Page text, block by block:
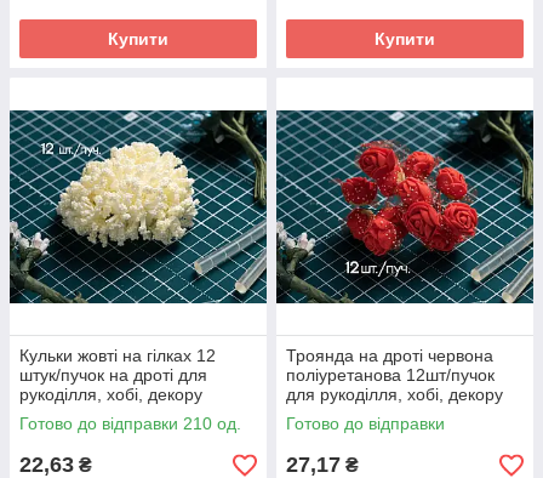
Купити Купити
Кульки жовті на гілках 12
штук/пучок на дроті для
рукоділля, хобі, декору
Готово до відправки 210 од.
22,63 ₴
Троянда на дроті червона
поліуретанова 12шт/пучок
для рукоділля, хобі, декору
Готово до відправки
27,17 ₴